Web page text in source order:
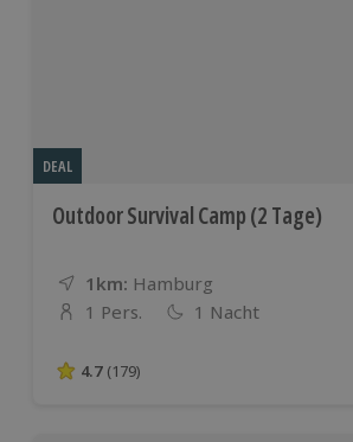
DEAL
Outdoor Survival Camp (2 Tage)
1km: Entfernung
Standort
Hamburg
Anzahl der Teilnehmer
1 Pers. 1 Nacht
4.7 von 5 Sternen basierend auf
4.7 (179)